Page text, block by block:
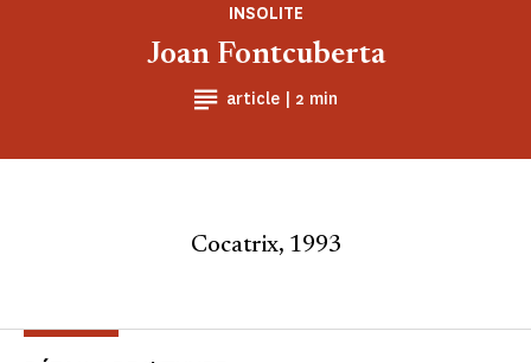
INSOLITE
article | Temps de Lecture
2 min
Joan Fontcuberta
Cocatrix, 1993